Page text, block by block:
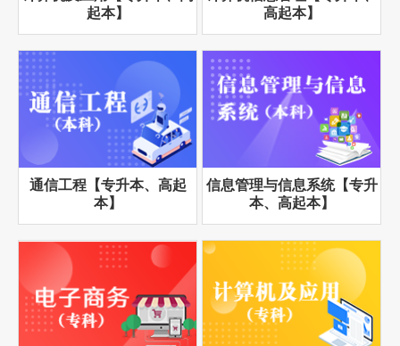
起本】
高起本】
通信工程【专升本、高起
本】
信息管理与信息系统【专升
本、高起本】